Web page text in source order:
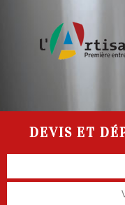
DEVIS ET